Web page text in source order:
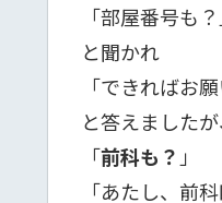
「部屋番号も？
と聞かれ
「できればお
と答えました
「前科も？ 」
「あたし、前